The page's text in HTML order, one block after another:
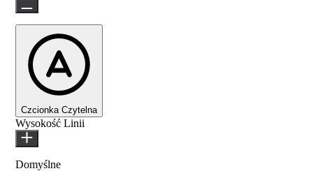
Czcionka Czytelna
Wysokość Linii
Domyślne